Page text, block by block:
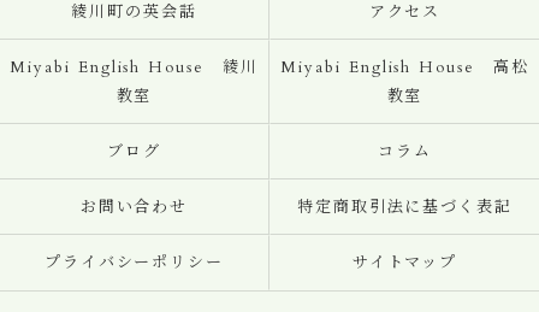
綾川町の英会話 アクセス
Miyabi English House 綾川
教室
Miyabi English House 高松
教室
ブログ コラム
お問い合わせ 特定商取引法に基づく表記
プライバシーポリシー サイトマップ